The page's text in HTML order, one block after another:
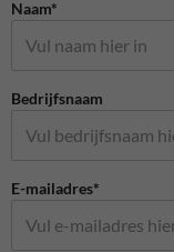
Naam*
Bedrijfsnaam
E-mailadres*